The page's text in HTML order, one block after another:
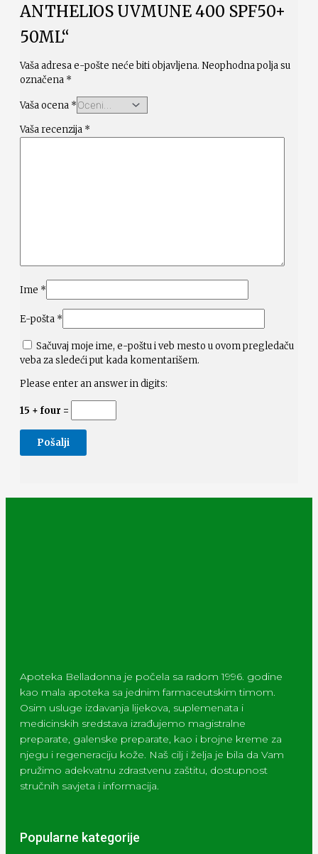
ANTHELIOS UVMUNE 400 SPF50+
50ML“
Vaša adresa e-pošte neće biti objavljena. Neophodna polja su
označena *
Vaša ocena *
Vaša recenzija *
Ime *
E-pošta *
Sačuvaj moje ime, e-poštu i veb mesto u ovom pregledaču
veba za sledeći put kada komentarišem.
Please enter an answer in digits:
15 + four =
Apoteka Belladonna je počela sa radom 1996. godine
kao mala apoteka sa jednim farmaceutskim timom.
Osim usluge izdavanja lijekova, suplemenata i
medicinskih sredstava izrađujemo magistralne
preparate, galenske preparate, kao i brojne kreme za
njegu i regeneraciju kože. Naš cilj i želja je bila da Vam
pružimo adekvatnu zdrastvenu zaštitu, dostupnost
stručnih savjeta i informacija.
Popularne kategorije